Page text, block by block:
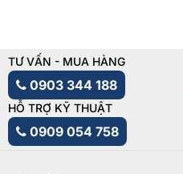
TƯ VẤN - MUA HÀNG
0903 344 188
HỖ TRỢ KỸ THUẬT
0909 054 758